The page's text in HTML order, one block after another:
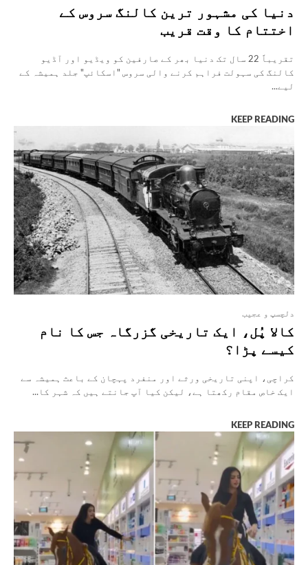
دنیا کی مشہور ترین کالنگ سروس کے
اختتام کا وقت قریب
تقریباً 22 سال تک دنیا بھر کے صارفین کو ویڈیو اور آڈیو
کالنگ کی سہولت فراہم کرنے والی سروس "اسکائپ" جلد ہمیشہ کے
لیے...
KEEP READING
دلچسپ و عجیب
کالا پُل، ایک تاریخی گزرگاہ جس کا نام
کیسے پڑا؟
کراچی، اپنی تاریخی ورثے اور منفرد پہچان کے باعث ہمیشہ سے
ایک خاص مقام رکھتا ہے، لیکن کیا آپ جانتے ہیں کہ شہر کا...
KEEP READING